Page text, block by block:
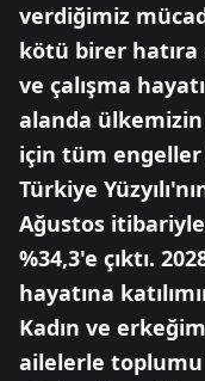
verdiğimiz
kötü birer hatıra
ve çalışma
alanda
için tüm engeller
Türkiye
Ağustos itibariyle
%34,3'e çıktı.
hayatına
Kadın ve
ailelerle